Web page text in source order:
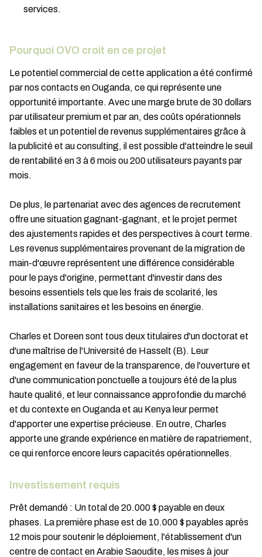
services.
Pourquoi OVO croit en ce projet
Le potentiel commercial de cette application a été confirmé
par nos contacts en Ouganda, ce qui représente une
opportunité importante. Avec une marge brute de 30 dollars
par utilisateur premium et par an, des coûts opérationnels
faibles et un potentiel de revenus supplémentaires grâce à
la publicité et au consulting, il est possible d'atteindre le seuil
de rentabilité en 3 à 6 mois ou 200 utilisateurs payants par
mois.
De plus, le partenariat avec des agences de recrutement
offre une situation gagnant-gagnant, et le projet permet
des ajustements rapides et des perspectives à court terme.
Les revenus supplémentaires provenant de la migration de
main-d'œuvre représentent une différence considérable
pour le pays d'origine, permettant d'investir dans des
besoins essentiels tels que les frais de scolarité, les
installations sanitaires et les besoins en énergie.
Charles et Doreen sont tous deux titulaires d'un doctorat et
d'une maîtrise de l'Université de Hasselt (B). Leur
engagement en faveur de la transparence, de l'ouverture et
d'une communication ponctuelle a toujours été de la plus
haute qualité, et leur connaissance approfondie du marché
et du contexte en Ouganda et au Kenya leur permet
d'apporter une expertise précieuse. En outre, Charles
apporte une grande expérience en matière de rapatriement,
ce qui renforce encore leurs capacités opérationnelles.
Investissement requis
Prêt demandé : Un total de 20.000 $ payable en deux
phases. La première phase est de 10.000 $ payables après
12 mois pour soutenir le déploiement, l'établissement d'un
centre de contact en Arabie Saoudite, les mises à jour